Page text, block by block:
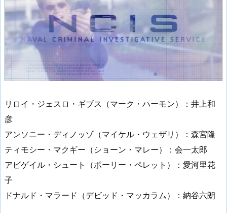
リロイ・ジェスロ・ギブス（マーク・ハーモン）：井上和
彦
アンソニー・ディノッゾ（マイケル・ウェザリ）：森宮隆
ティモシー・マクギー（ショーン・マレー）：会一太郎
アビゲイル・シュート（ポーリー・ペレット）：愛河里花
子
ドナルド・マラード（デビッド・マッカラム）：納谷六朗